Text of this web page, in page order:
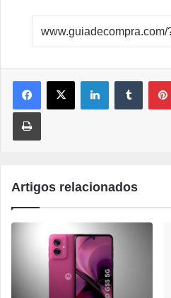
LinkedinTumblr
Imprimir
Artigos relacionados